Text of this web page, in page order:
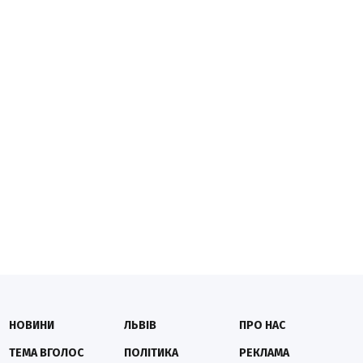
НОВИНИ
ТЕМА ВГОЛОС
ЛЬВІВ
ПОЛІТИКА
ПРО НАС
РЕКЛАМА